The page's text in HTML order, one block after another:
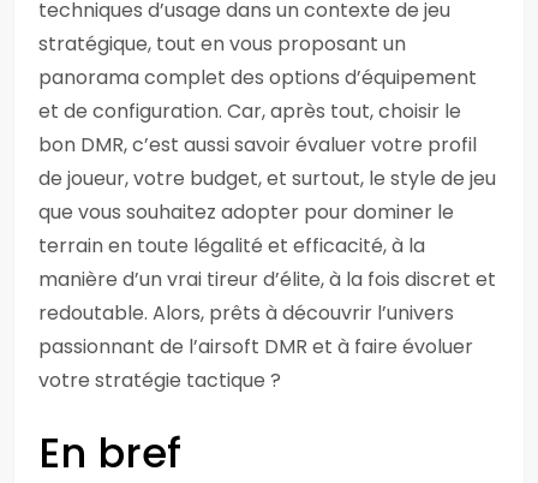
techniques d’usage dans un contexte de jeu
stratégique, tout en vous proposant un
panorama complet des options d’équipement
et de configuration. Car, après tout, choisir le
bon DMR, c’est aussi savoir évaluer votre profil
de joueur, votre budget, et surtout, le style de jeu
que vous souhaitez adopter pour dominer le
terrain en toute légalité et efficacité, à la
manière d’un vrai tireur d’élite, à la fois discret et
redoutable. Alors, prêts à découvrir l’univers
passionnant de l’airsoft DMR et à faire évoluer
votre stratégie tactique ?
En bref